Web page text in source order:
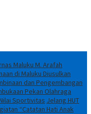
Maluku M. Arafah
di Maluku Diusulkan
dan Pengembangan
Pekan Olahraga
Sportivitas Jelang HUT
“Catatan Hati Anak